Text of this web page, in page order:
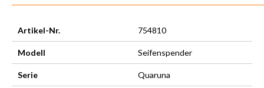
Artikel-Nr. 754810
Modell Seifenspender
Serie Quaruna